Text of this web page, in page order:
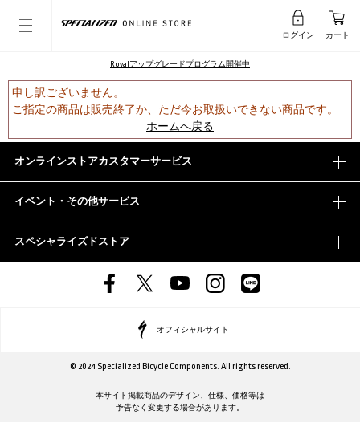
ログイン カート
Rovalアップグレードプログラム開催中
申し訳ございません。
ご指定の商品は販売終了か、ただ今お取扱いできない商品です。
ホームへ戻る
オンラインストアカスタマーサービス
イベント・その他サービス
スペシャライズドストア
オフィシャルサイト
© 2024 Specialized Bicycle Components. All rights reserved.
本サイト掲載商品のデザイン、仕様、価格等は
予告なく変更する場合があります。